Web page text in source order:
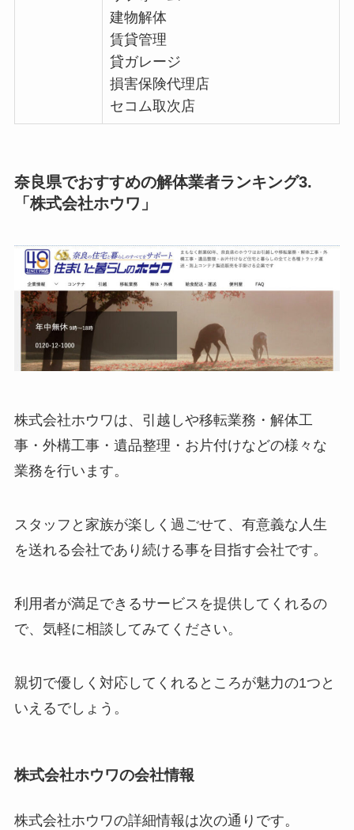
建物解体
賃貸管理
貸ガレージ
損害保険代理店
セコム取次店
奈良県でおすすめの解体業者ランキング3.
「株式会社ホウワ」
株式会社ホウワは、引越しや移転業務・解体工
事・外構工事・遺品整理・お片付けなどの様々な
業務を行います。
スタッフと家族が楽しく過ごせて、有意義な人生
を送れる会社であり続ける事を目指す会社です。
利用者が満足できるサービスを提供してくれるの
で、気軽に相談してみてください。
親切で優しく対応してくれるところが魅力の1つと
いえるでしょう。
株式会社ホウワの会社情報
株式会社ホウワの詳細情報は次の通りです。